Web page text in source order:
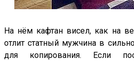
На нём кафтан висел, как на
отлит статный мужчина в
для копирования. Если